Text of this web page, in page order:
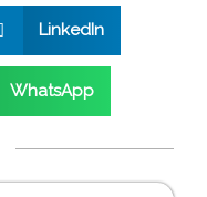
LinkedIn
WhatsApp